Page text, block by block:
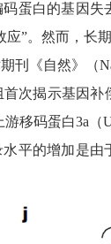
蛋白的基因
”。然而，长
刊《自然》（
次揭示基因
移码蛋白3a
平的增加是